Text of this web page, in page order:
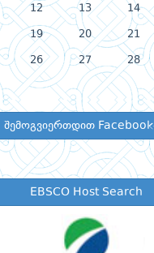
12 13 14
19 20 21
26 27 28
შემოგვიერთდით
EBSCO Host Search